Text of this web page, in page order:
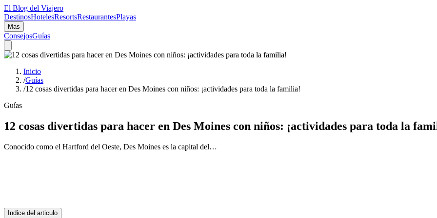
El Blog del Viajero
DestinosHotelesResortsRestaurantesPlayas
Mas
ConsejosGuías
Inicio
/Guías
/12 cosas divertidas para hacer en Des Moines con niños: ¡actividades para toda la familia!
Guías
12 cosas divertidas para hacer en Des Moines con niños: ¡actividades para toda la
Conocido como el Hartford del Oeste, Des Moines es la capital del…
Indice del articulo